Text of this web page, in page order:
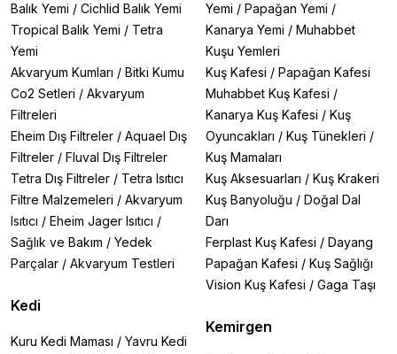
Balık Yemi / Cichlid Balık Yemi
Tropical Balık Yemi / Tetra
Yemi
Akvaryum Kumları / Bitki Kumu
Co2 Setleri / Akvaryum
Filtreleri
Eheim Dış Filtreler / Aquael Dış
Filtreler / Fluval Dış Filtreler
Tetra Dış Filtreler / Tetra Isıtıcı
Filtre Malzemeleri / Akvaryum
Isıtıcı / Eheim Jager Isıtıcı /
Sağlık ve Bakım / Yedek
Parçalar / Akvaryum Testleri
Kedi
Kuru Kedi Maması / Yavru Kedi
Yemi / Papağan Yemi /
Kanarya Yemi / Muhabbet
Kuşu Yemleri
Kuş Kafesi / Papağan Kafesi
Muhabbet Kuş Kafesi /
Kanarya Kuş Kafesi / Kuş
Oyuncakları / Kuş Tünekleri /
Kuş Mamaları
Kuş Aksesuarları / Kuş Krakeri
Kuş Banyoluğu / Doğal Dal
Darı
Ferplast Kuş Kafesi / Dayang
Papağan Kafesi / Kuş Sağlığı
Vision Kuş Kafesi / Gaga Taşı
Kemirgen